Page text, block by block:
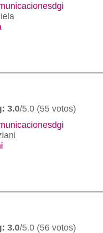
3.0/5.0 (55 votos)
3.0/5.0 (56 votos)